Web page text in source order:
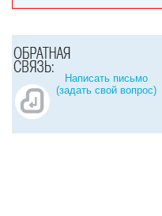
Написать письмо
(задать свой вопрос)